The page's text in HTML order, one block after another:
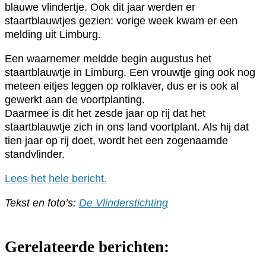
blauwe vlindertje. Ook dit jaar werden er
staartblauwtjes gezien: vorige week kwam er een
melding uit Limburg.
Een waarnemer meldde begin augustus het
staartblauwtje in Limburg. Een vrouwtje ging ook nog
meteen eitjes leggen op rolklaver, dus er is ook al
gewerkt aan de voortplanting.
Daarmee is dit het zesde jaar op rij dat het
staartblauwtje zich in ons land voortplant. Als hij dat
tien jaar op rij doet, wordt het een zogenaamde
standvlinder.
Lees het hele bericht.
Tekst en foto’s: De Vlinderstichting
Gerelateerde berichten: